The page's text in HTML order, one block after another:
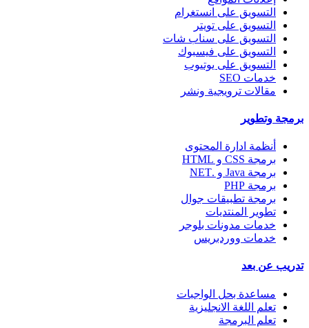
التسويق على انستغرام
التسويق على تويتر
التسويق على سناب شات
التسويق على فيسبوك
التسويق على يوتيوب
خدمات SEO
مقالات ترويجية ونشر
برمجة وتطوير
أنظمة ادارة المحتوى
برمجة CSS و HTML
برمجة Java و .NET
برمجة PHP
برمجة تطبيقات جوال
تطوير المنتديات
خدمات مدونات بلوجر
خدمات ووردبريس
تدريب عن بعد
مساعدة بحل الواجبات
تعلم اللغة الانجليزية
تعلم البرمجة